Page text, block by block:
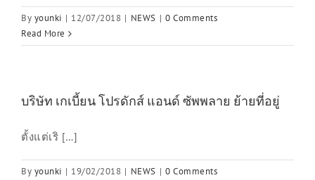
By younki | 12/07/2018 | NEWS | 0 Comments
Read More
บริษัท เกเบี้ยน โปรดักส์ แอนด์ ซัพพลาย ย้ายที่อยู่
ตั้งแต่เริ […]
By younki | 19/02/2018 | NEWS | 0 Comments